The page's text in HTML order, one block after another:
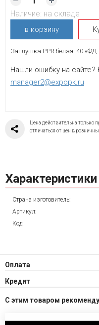
Наличие: на складе
в корзину
Заглушка PPR белая 40
Нашли ошибку на сайте?
manager2@expopk.ru
Цена действительна только
отличаться от цен в
Страна изготовитель:
Артикул:
Код:
Оплата
Кредит
С этим товаром